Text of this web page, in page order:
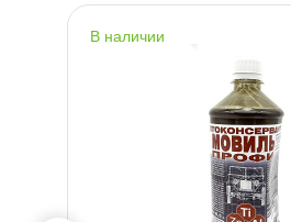
наличии